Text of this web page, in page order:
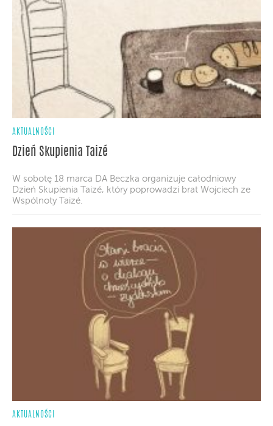
AKTUALNOŚCI
Dzień Skupienia Taizé
W sobotę 18 marca DA Beczka organizuje całodniowy
Dzień Skupienia Taizé, który poprowadzi brat Wojciech ze
Wspólnoty Taizé.
AKTUALNOŚCI